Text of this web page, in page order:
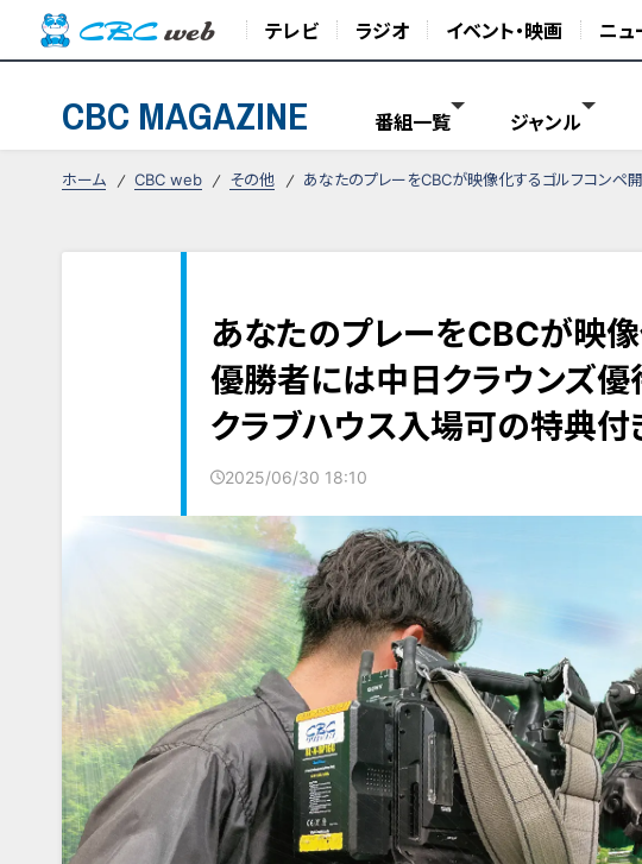
テレビ ラジオ イベント・映画 ニュ
CBC MAGAZINE 番組一覧 ジャンル
ホーム CBC web その他 あなたのプレーをCBCが映像化するゴルフコンペ
あなたのプレーをCBCが映像
優勝者には中日クラウンズ優
クラブハウス入場可の特典付
2025/06/30 18:10